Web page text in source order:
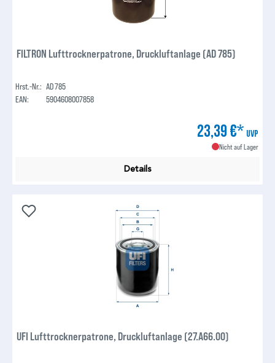
FILTRON Lufttrocknerpatrone, Druckluftanlage (AD 785)
Hrst.-Nr.: AD 785
EAN:
5904608007858
23,39 €* UVP
Nicht auf Lager
Details
UFI Lufttrocknerpatrone, Druckluftanlage (27.A66.00)